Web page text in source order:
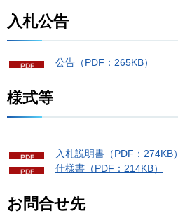
入札公告
公告（PDF：265KB）
様式等
入札説明書（PDF：274KB）
仕様書（PDF：214KB）
お問合せ先